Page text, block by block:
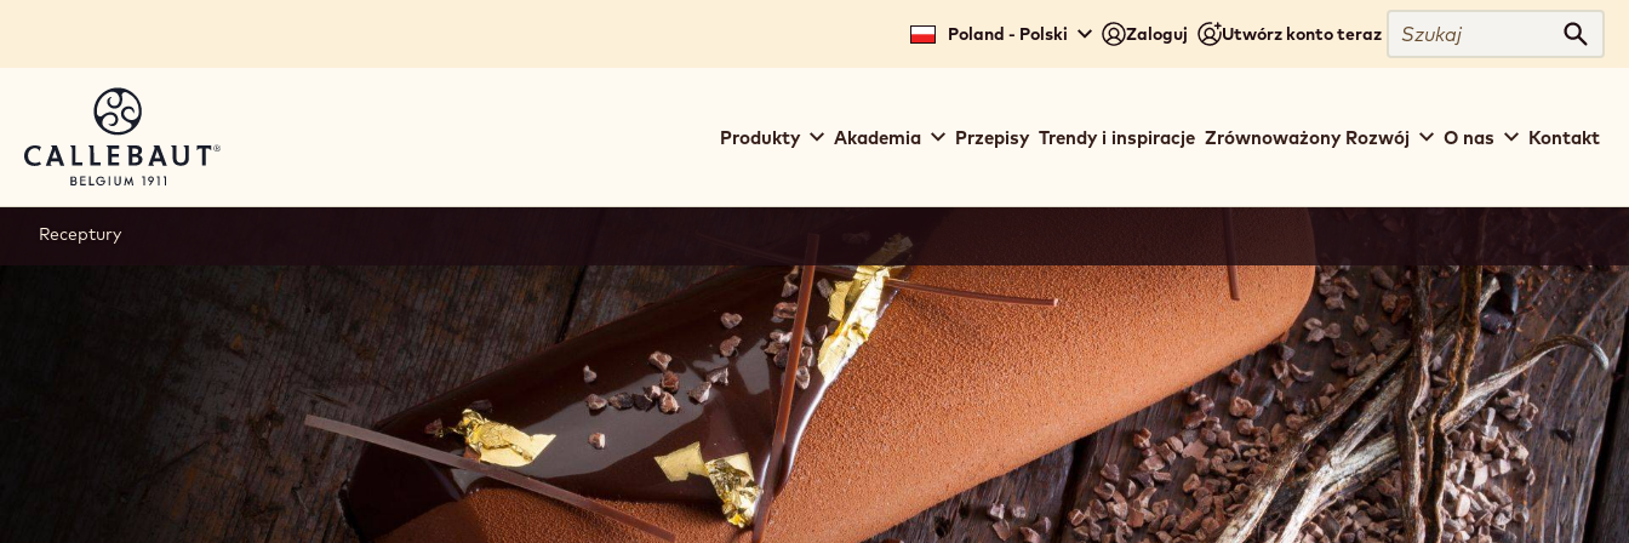
Poland - Polski Zaloguj Utwórz konto teraz
Szukaj
navigation
Produkty Akademia Przepisy Trendy i inspiracje Zrównoważony Rozwój O nas Kontakt
Receptury